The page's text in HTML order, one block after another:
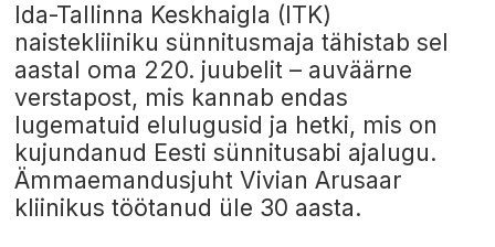
Ida-Tallinna Keskhaigla (ITK)
naistekliiniku sünnitusmaja tähistab sel
aastal oma 220. juubelit – auväärne
verstapost, mis kannab endas
lugematuid elulugusid ja hetki, mis on
kujundanud Eesti sünnitusabi ajalugu.
Ämmaemandusjuht Vivian Arusaar
kliinikus töötanud üle 30 aasta.